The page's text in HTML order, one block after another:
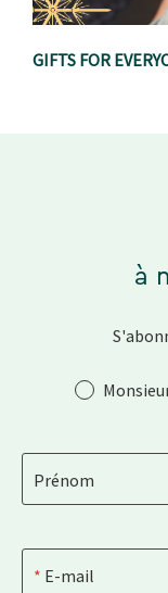
GIFTS FOR
à
Salutation
Prénom
E-mail